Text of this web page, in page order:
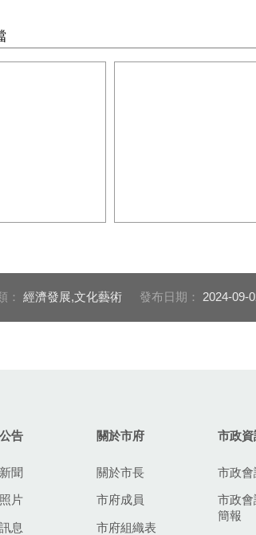
與
： 經濟發展,文化藝術 發布日期： 2024-09-
告
聞
片
息
關於市府
關於市長
市府成員
市府組織表
市政資
市政
市政
簡報